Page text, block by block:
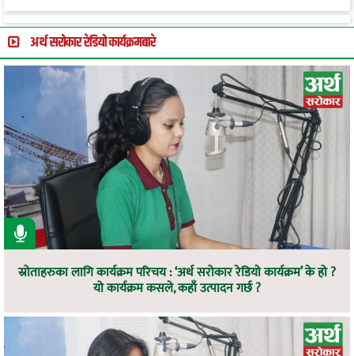
अर्थ सरोकार रेडियो कार्यक्रमबारे
स्रोताहरुका लागि कार्यक्रम परिचय : ‘अर्थ सरोकार रेडियो कार्यक्रम’ के हो ?
यो कार्यक्रम कसले, कहाँ उत्पादन गर्छ ?